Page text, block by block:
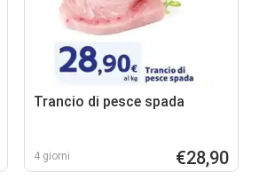
Trancio di pesce spada
4 giorni €28,90